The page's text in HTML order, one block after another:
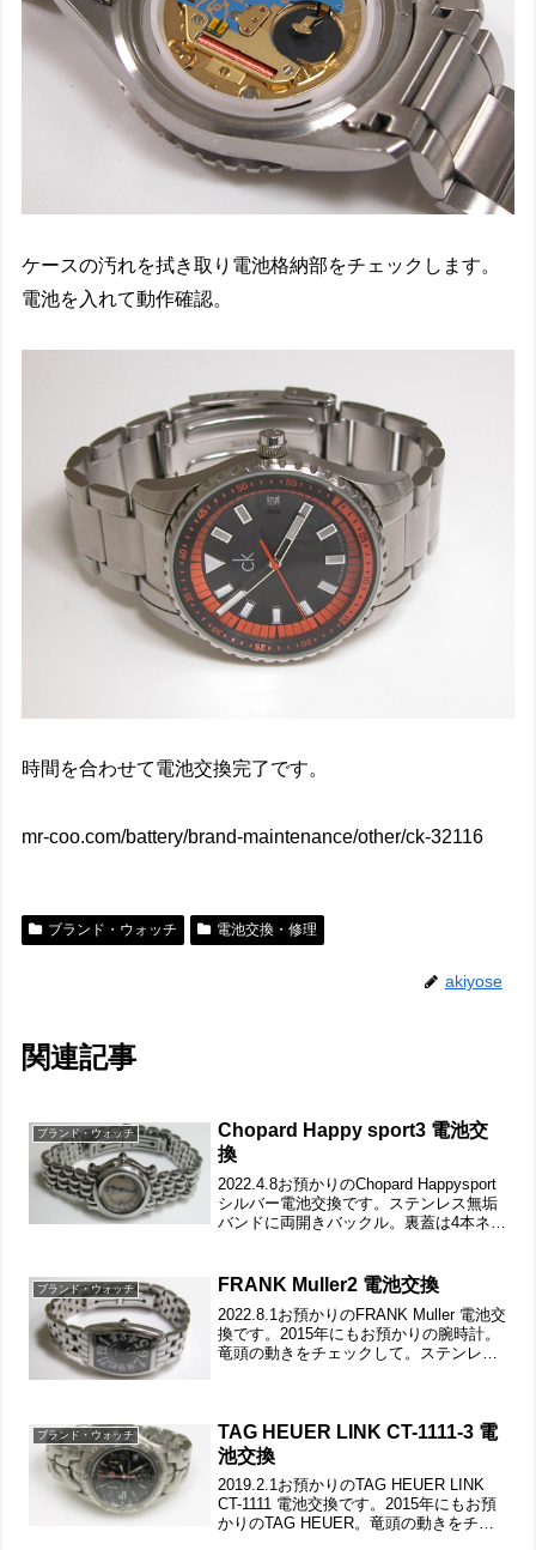
ケースの汚れを拭き取り電池格納部をチェックします。
電池を入れて動作確認。
時間を合わせて電池交換完了です。
mr-coo.com/battery/brand-maintenance/other/ck-32116
ブランド・ウォッチ 電池交換・修理
akiyose
関連記事
ブランド・ウォッチ
Chopard Happy sport3 電池交
換
2022.4.8お預かりのChopard Happysport
シルバー電池交換です。ステンレス無垢
バンドに両開きバックル。裏蓋は4本ネジ
ケースの汚れを拭き取り電池格納...
ブランド・ウォッチ FRANK Muller2 電池交換
2022.8.1お預かりのFRANK Muller 電池交
換です。2015年にもお預かりの腕時計。
竜頭の動きをチェックして。ステンレス
ブランド・ウォッチ
TAG HEUER LINK CT-1111-3 電
池交換
2019.2.1お預かりのTAG HEUER LINK
CT-1111 電池交換です。2015年にもお預
かりのTAG HEUER。竜頭の動きをチェ